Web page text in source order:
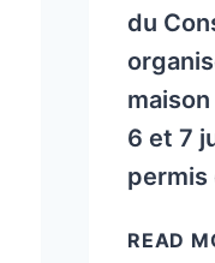
du
6 et 7
READ